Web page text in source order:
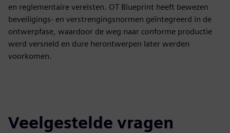
en reglementaire vereisten. OT Blueprint heeft bewezen
beveiligings- en verstrengingsnormen geïntegreerd in de
ontwerpfase, waardoor de weg naar conforme productie
werd versneld en dure herontwerpen later werden
voorkomen.
Veelgestelde vragen